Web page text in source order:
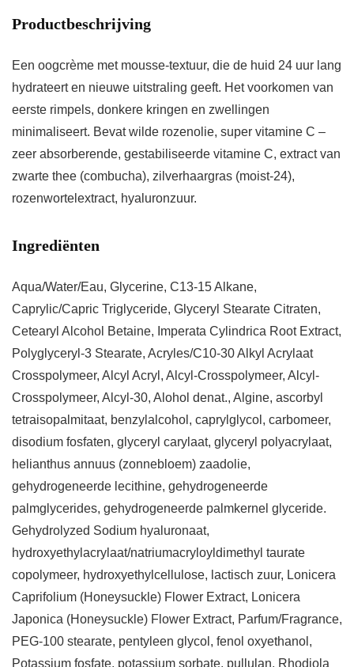
Productbeschrijving
Een oogcrème met mousse-textuur, die de huid 24 uur lang
hydrateert en nieuwe uitstraling geeft. Het voorkomen van
eerste rimpels, donkere kringen en zwellingen
minimaliseert. Bevat wilde rozenolie, super vitamine C –
zeer absorberende, gestabiliseerde vitamine C, extract van
zwarte thee (combucha), zilverhaargras (moist-24),
rozenwortelextract, hyaluronzuur.
Ingrediënten
Aqua/Water/Eau, Glycerine, C13-15 Alkane,
Caprylic/Capric Triglyceride, Glyceryl Stearate Citraten,
Cetearyl Alcohol Betaine, Imperata Cylindrica Root Extract,
Polyglyceryl-3 Stearate, Acryles/C10-30 Alkyl Acrylaat
Crosspolymeer, Alcyl Acryl, Alcyl-Crosspolymeer, Alcyl-
Crosspolymeer, Alcyl-30, Alohol denat., Algine, ascorbyl
tetraisopalmitaat, benzylalcohol, caprylglycol, carbomeer,
disodium fosfaten, glyceryl carylaat, glyceryl polyacrylaat,
helianthus annuus (zonnebloem) zaadolie,
gehydrogeneerde lecithine, gehydrogeneerde
palmglycerides, gehydrogeneerde palmkernel glyceride.
Gehydrolyzed Sodium hyaluronaat,
hydroxyethylacrylaat/natriumacryloyldimethyl taurate
copolymeer, hydroxyethylcellulose, lactisch zuur, Lonicera
Caprifolium (Honeysuckle) Flower Extract, Lonicera
Japonica (Honeysuckle) Flower Extract, Parfum/Fragrance,
PEG-100 stearate, pentyleen glycol, fenol oxyethanol,
Potassium fosfate, potassium sorbate, pullulan, Rhodiola